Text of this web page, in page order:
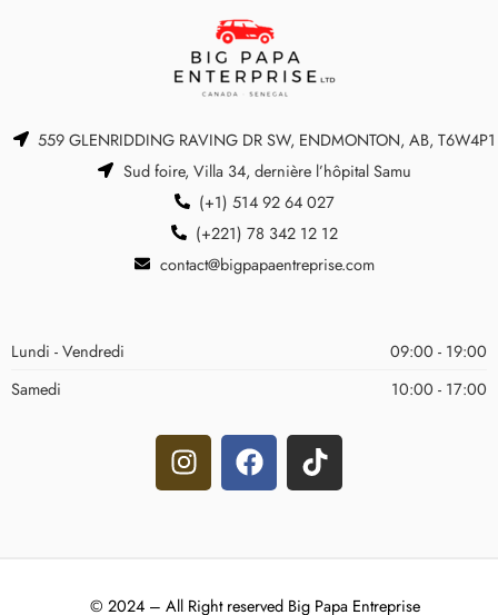
559 GLENRIDDING RAVING DR SW, ENDMONTON, AB, T6W4P1
Sud foire, Villa 34, dernière l’hôpital Samu
(+1) 514 92 64 027
(+221) 78 342 12 12
contact@bigpapaentreprise.com
Lundi - Vendredi
09:00 - 19:00
Samedi
10:00 - 17:00
© 2024 – All Right reserved Big Papa Entreprise